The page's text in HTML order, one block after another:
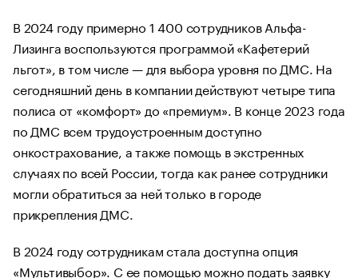
В 2024 году примерно 1 400 сотрудников Альфа-
Лизинга воспользуются программой «Кафетерий
льгот», в том числе — для выбора уровня по ДМС. На
сегодняшний день в компании действуют четыре типа
полиса от «комфорт» до «премиум». В конце 2023 года
по ДМС всем трудоустроенным доступно
онкострахование, а также помощь в экстренных
случаях по всей России, тогда как ранее сотрудники
могли обратиться за ней только в городе
прикрепления ДМС.
В 2024 году сотрудникам стала доступна опция
«Мультивыбор». С ее помощью можно подать заявку